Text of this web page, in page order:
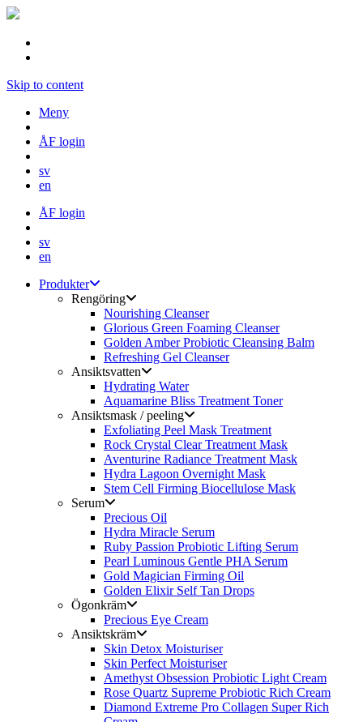
Skip to content
Meny
ÅF login
sv
en
ÅF login
sv
en
Produkter
Rengöring
Nourishing Cleanser
Glorious Green Foaming Cleanser
Golden Amber Probiotic Cleansing Balm
Refreshing Gel Cleanser
Ansiktsvatten
Hydrating Water
Aquamarine Bliss Treatment Toner
Ansiktsmask / peeling
Exfoliating Peel Mask Treatment
Rock Crystal Clear Treatment Mask
Aventurine Radiance Treatment Mask
Hydra Lagoon Overnight Mask
Stem Cell Firming Biocellulose Mask
Serum
Precious Oil
Hydra Miracle Serum
Ruby Passion Probiotic Lifting Serum
Pearl Luminous Gentle PHA Serum
Gold Magician Firming Oil
Golden Elixir Self Tan Drops
Ögonkräm
Precious Eye Cream
Ansiktskräm
Skin Detox Moisturiser
Skin Perfect Moisturiser
Amethyst Obsession Probiotic Light Cream
Rose Quartz Supreme Probiotic Rich Cream
Diamond Extreme Pro Collagen Super Rich